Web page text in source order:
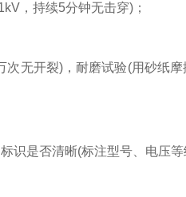
，持续5分钟无击穿)；
无开裂)，耐磨试验(用砂纸摩
是否清晰(标注型号、电压等